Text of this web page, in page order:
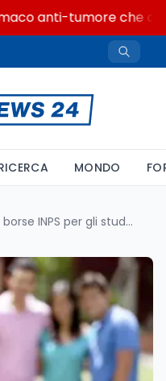
anti-tumore che
MONDO
477 borse INPS per gli studenti universitari, domande entro il 30 luglio